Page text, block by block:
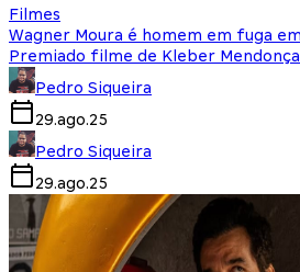
Filmes
Wagner Moura é homem em fuga
Premiado filme de Kleber
Pedro Siqueira
29.ago.25
Pedro Siqueira
29.ago.25